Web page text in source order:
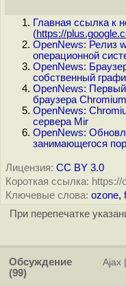
Главная ссылка к
(https://
OpenNews: Релиз
операционной
OpenNews:
собственный
OpenNews:
браузера
OpenNews:
сервера Mir
OpenNews:
занимающегося
Лицензия: CC BY 3.0
Короткая ссылка:
Ключевые слова: ozone,
При перепечатке
Обсуждение
(99)
Ajax